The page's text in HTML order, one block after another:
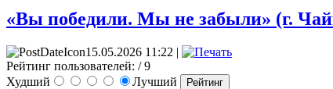
«Вы победили. Мы не забыли» (г.
15.05.2026 11:22 |
Рейтинг пользователей: / 9
Худший
Лучший